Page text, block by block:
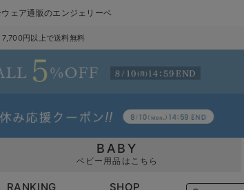
ェア通販のエンジェリーベ
円以上で送料無料
BABY
ベビー用品はこちら
RANKING SHOP